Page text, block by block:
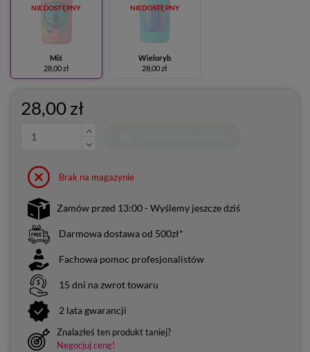
NIEDOSTĘPNY
Miś
28,00 zł
NIEDOSTĘPNY
Wieloryb
28,00 zł
28,00 zł
Brak na magazynie
Zamów przed 13:00 - Wyślemy jeszcze dziś
Darmowa dostawa od 500zł*
Fachowa pomoc profesjonalistów
15 dni na zwrot towaru
2 lata gwarancji
Znalazłeś ten produkt taniej?
Negocjuj cenę!